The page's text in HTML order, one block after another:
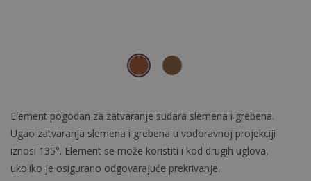
Element pogodan za zatvaranje sudara slemena i grebena.
Ugao zatvaranja slemena i grebena u vodoravnoj projekciji
iznosi 135°. Element se može koristiti i kod drugih uglova,
ukoliko je osigurano odgovarajuće prekrivanje.